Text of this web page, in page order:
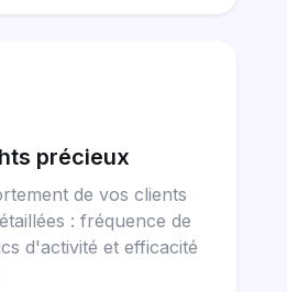
précieux
de vos clients
: fréquence de
d'activité et efficacité